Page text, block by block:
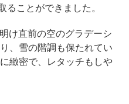
ることができました。
け直前の空のグラデーシ
、雪の階調も保たれてい
緻密で、レタッチもしや